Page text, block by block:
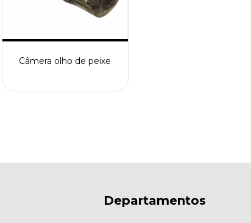
Câmera olho de peixe
Departamentos